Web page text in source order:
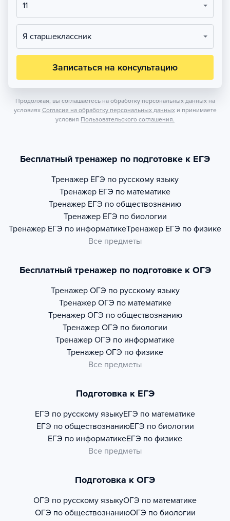
11
Я старшеклассник
Записаться на консультацию
Продолжая, вы соглашаетесь на обработку персональных данных на
условиях Согласия на обработку персональных данных и принимаете
условия Пользовательского соглашения.
Бесплатный тренажер по подготовке к ЕГЭ
Тренажер ЕГЭ по русскому языку
Тренажер ЕГЭ по математике
Тренажер ЕГЭ по обществознанию
Тренажер ЕГЭ по биологии
Тренажер ЕГЭ по информатикеТренажер ЕГЭ по физике
Все предметы
Бесплатный тренажер по подготовке к ОГЭ
Тренажер ОГЭ по русскому языку
Тренажер ОГЭ по математике
Тренажер ОГЭ по обществознанию
Тренажер ОГЭ по биологии
Тренажер ОГЭ по информатике
Тренажер ОГЭ по физике
Все предметы
Подготовка к ЕГЭ
ЕГЭ по русскому языкуЕГЭ по математике
ЕГЭ по обществознаниюЕГЭ по биологии
ЕГЭ по информатикеЕГЭ по физике
Все предметы
Подготовка к ОГЭ
ОГЭ по русскому языкуОГЭ по математике
ОГЭ по обществознаниюОГЭ по биологии